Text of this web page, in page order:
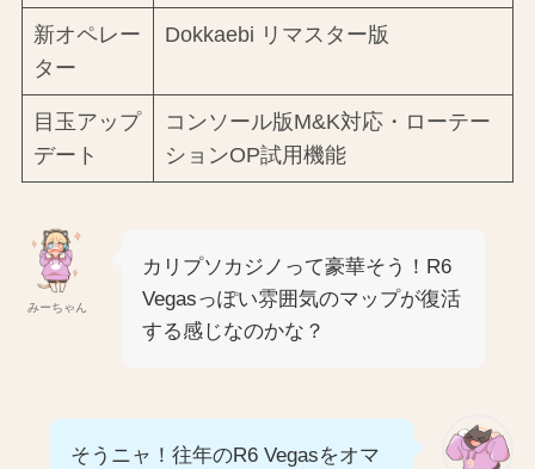
新オペレー
ター
Dokkaebi リマスター版
目玉アップ
デート
コンソール版M&K対応・ローテー
ションOP試用機能
みーちゃん
カリプソカジノって豪華そう！R6
Vegasっぽい雰囲気のマップが復活
する感じなのかな？
そうニャ！往年のR6 Vegasをオマ